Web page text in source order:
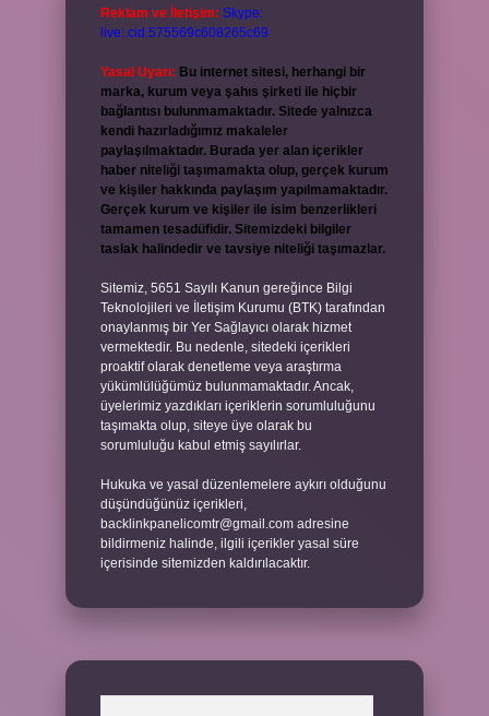
Reklam ve İletişim: Skype:
live:.cid.575569c608265c69
Yasal Uyarı: Bu internet sitesi, herhangi bir
marka, kurum veya şahıs şirketi ile hiçbir
bağlantısı bulunmamaktadır. Sitede yalnızca
kendi hazırladığımız makaleler
paylaşılmaktadır. Burada yer alan içerikler
haber niteliği taşımamakta olup, gerçek kurum
ve kişiler hakkında paylaşım yapılmamaktadır.
Gerçek kurum ve kişiler ile isim benzerlikleri
tamamen tesadüfidir. Sitemizdeki bilgiler
taslak halindedir ve tavsiye niteliği taşımazlar.
Sitemiz, 5651 Sayılı Kanun gereğince Bilgi
Teknolojileri ve İletişim Kurumu (BTK) tarafından
onaylanmış bir Yer Sağlayıcı olarak hizmet
vermektedir. Bu nedenle, sitedeki içerikleri
proaktif olarak denetleme veya araştırma
yükümlülüğümüz bulunmamaktadır. Ancak,
üyelerimiz yazdıkları içeriklerin sorumluluğunu
taşımakta olup, siteye üye olarak bu
sorumluluğu kabul etmiş sayılırlar.
Hukuka ve yasal düzenlemelere aykırı olduğunu
düşündüğünüz içerikleri,
backlinkpanelicomtr@gmail.com adresine
bildirmeniz halinde, ilgili içerikler yasal süre
içerisinde sitemizden kaldırılacaktır.